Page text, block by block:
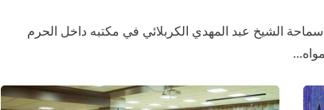
الشيخ عبد المهدي الكربلائي في مكتبه داخل الحرم